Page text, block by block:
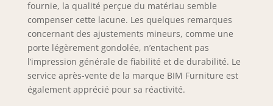
fournie, la qualité perçue du matériau semble
compenser cette lacune. Les quelques remarques
concernant des ajustements mineurs, comme une
porte légèrement gondolée, n’entachent pas
l’impression générale de fiabilité et de durabilité. Le
service après-vente de la marque BIM Furniture est
également apprécié pour sa réactivité.